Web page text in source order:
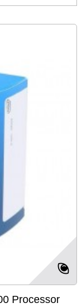
Processor